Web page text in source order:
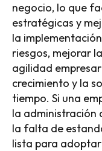
negocio, lo que
estratégicas y
la
riesgos, mejorar
agilidad
crecimiento y la
tiempo. Si una
la administración
la falta de
lista para adoptar